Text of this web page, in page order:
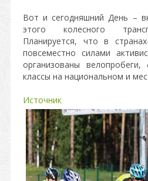
Вот и сегодняшний День –
этого колесного
Планируется, что в
повсеместно силами
организованы
классы на национальном и
Источник